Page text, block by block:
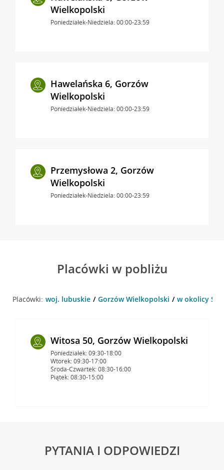
Wielkopolski
Poniedziałek-Niedziela: 00:00-23:59
Hawelańska 6, Gorzów
Wielkopolski
Poniedziałek-Niedziela: 00:00-23:59
Przemysłowa 2, Gorzów
Wielkopolski
Poniedziałek-Niedziela: 00:00-23:59
Placówki w pobliżu
Placówki: woj. lubuskie Gorzów Wielkopolski w okolicy
Witosa 50, Gorzów Wielkopolski
Poniedziałek: 09:30-18:00
Wtorek: 09:30-17:00
Środa-Czwartek: 08:30-16:00
Piątek: 08:30-15:00
PYTANIA I ODPOWIEDZI